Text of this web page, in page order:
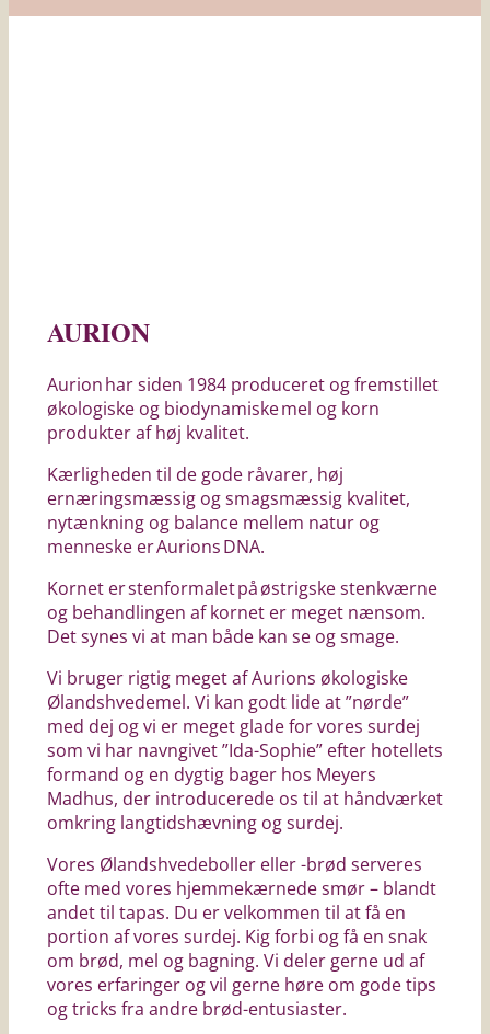
AURION
Aurion har siden 1984 produceret og fremstillet
økologiske og biodynamiske mel og korn
produkter af høj kvalitet.
Kærligheden til de gode råvarer, høj
ernæringsmæssig og smagsmæssig kvalitet,
nytænkning og balance mellem natur og
menneske er Aurions DNA.
Kornet er stenformalet på østrigske stenkværne
og behandlingen af kornet er meget nænsom.
Det synes vi at man både kan se og smage.
Vi bruger rigtig meget af Aurions økologiske
Ølandshvedemel. Vi kan godt lide at ”nørde”
med dej og vi er meget glade for vores surdej
som vi har navngivet ”Ida-Sophie” efter hotellets
formand og en dygtig bager hos Meyers
Madhus, der introducerede os til at håndværket
omkring langtidshævning og surdej.
Vores Ølandshvedeboller eller -brød serveres
ofte med vores hjemmekærnede smør – blandt
andet til tapas. Du er velkommen til at få en
portion af vores surdej. Kig forbi og få en snak
om brød, mel og bagning. Vi deler gerne ud af
vores erfaringer og vil gerne høre om gode tips
og tricks fra andre brød-entusiaster.